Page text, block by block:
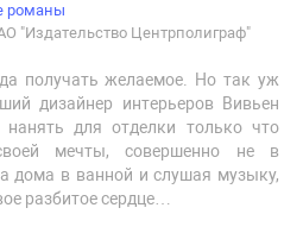
романы
"Издательство Центрполиграф"
получать желаемое. Но так уж
дизайнер интерьеров Вивьен
для отделки только что
мечты, совершенно не в
дома в ванной и слушая музыку,
разбитое сердце…